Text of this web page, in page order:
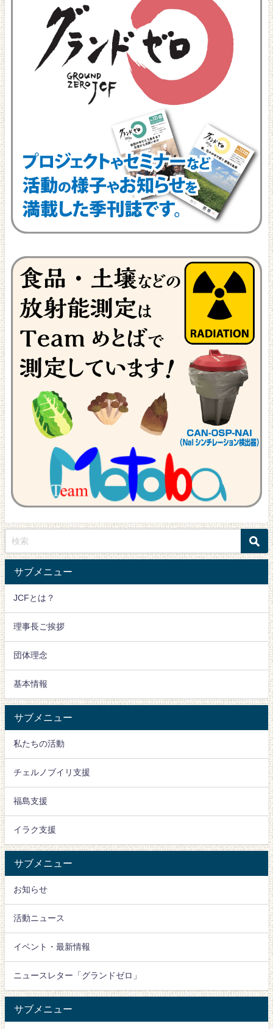
サブメニュー
JCFとは？
理事長ご挨拶
団体理念
基本情報
サブメニュー
私たちの活動
チェルノブイリ支援
福島支援
イラク支援
サブメニュー
お知らせ
活動ニュース
イベント・最新情報
ニュースレター「グランドゼロ」
サブメニュー